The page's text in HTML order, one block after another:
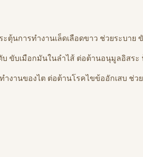
ตุ้นการทำงานเล็ดเลือดขาว ช่วยระบาย
ขับเมือกมันในลำไส้ ต่อต้านอนุมูลอิสระ
ำงานของไต ต่อต้านโรคไขข้ออักเสบ ช่